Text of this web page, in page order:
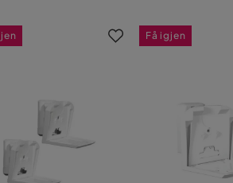
Få igjen